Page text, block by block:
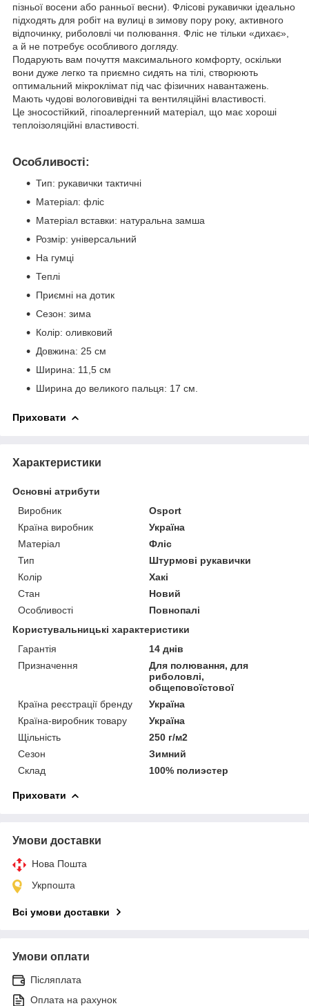
пізньої восени або ранньої весни). Флісові рукавички ідеально
підходять для робіт на вулиці в зимову пору року, активного
відпочинку, риболовлі чи полювання. Фліс не тільки «дихає»,
а й не потребує особливого догляду.
Подарують вам почуття максимального комфорту, оскільки
вони дуже легко та приємно сидять на тілі, створюють
оптимальний мікроклімат під час фізичних навантажень.
Мають чудові вологовивідні та вентиляційні властивості.
Це зносостійкий, гіпоалергенний матеріал, що має хороші
теплоізоляційні властивості.
Особливості:
Тип: рукавички тактичні
Матеріал: фліс
Матеріал вставки: натуральна замша
Розмір: універсальний
На гумці
Теплі
Приємні на дотик
Сезон: зима
Колір: оливковий
Довжина: 25 см
Ширина: 11,5 см
Ширина до великого пальця: 17 см.
Приховати
Характеристики
Основні атрибути
Виробник
Osport
Країна виробник
Україна
Матеріал
Фліс
Тип
Штурмові рукавички
Колір
Хакі
Стан
Новий
Особливості
Повнопалі
Користувальницькі характеристики
Гарантія
14 днів
Призначення
Для полювання, для
риболовлі,
общеповоїстової
Країна реєстрації бренду
Україна
Країна-виробник товару
Україна
Щільність
250 г/м2
Сезон
Зимний
Склад
100% полиэстер
Приховати
Умови доставки
Нова Пошта
Укрпошта
Всі умови доставки
Умови оплати
Післяплата
Оплата на рахунок